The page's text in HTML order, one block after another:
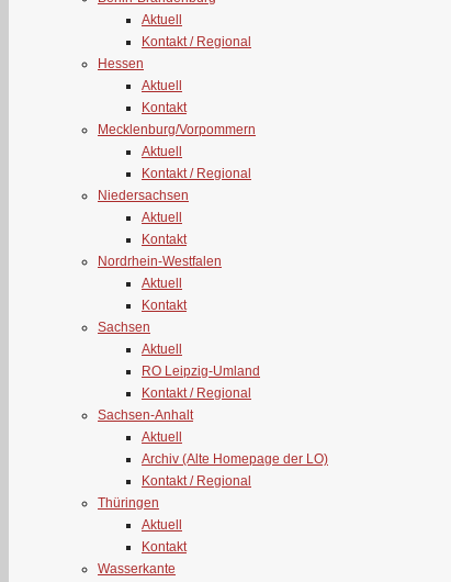
Aktuell
Kontakt / Regional
Hessen
Aktuell
Kontakt
Mecklenburg/Vorpommern
Aktuell
Kontakt / Regional
Niedersachsen
Aktuell
Kontakt
Nordrhein-Westfalen
Aktuell
Kontakt
Sachsen
Aktuell
RO Leipzig-Umland
Kontakt / Regional
Sachsen-Anhalt
Aktuell
Archiv (Alte Homepage der LO)
Kontakt / Regional
Thüringen
Aktuell
Kontakt
Wasserkante